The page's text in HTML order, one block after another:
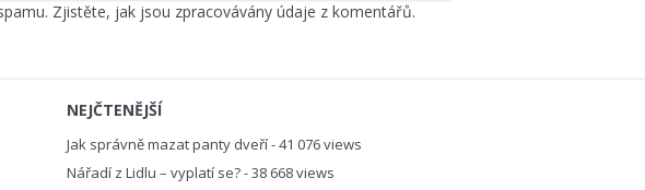
Zjistěte, jak jsou zpracovávány údaje z komentářů.
NEJČTENĚJŠÍ
Jak správně mazat panty dveří- 41 076 views
Nářadí z Lidlu – vyplatí se?- 38 668 views